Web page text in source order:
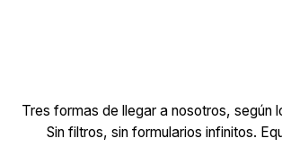
Tres formas de llegar a nosotros, según
Sin filtros, sin formularios infinitos.